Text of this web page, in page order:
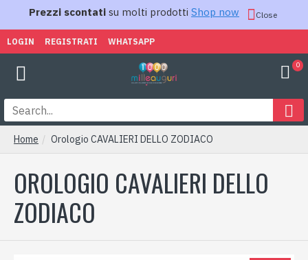
Prezzi scontati su molti prodotti Shop now Close
LOGIN REGISTRATI WHATSAPP
0
Home Orologio CAVALIERI DELLO ZODIACO
OROLOGIO CAVALIERI DELLO
ZODIACO